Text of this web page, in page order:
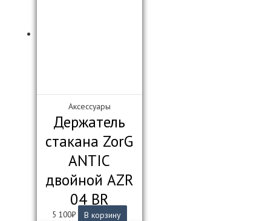
Аксессуары
Держатель
стакана ZorG
ANTIC
двойной AZR
04 BR
5 100₽ В корзину